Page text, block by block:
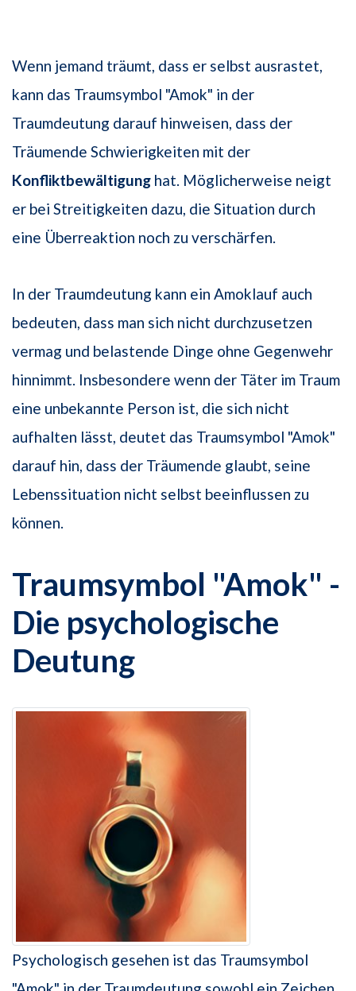
Wenn jemand träumt, dass er selbst ausrastet,
kann das Traumsymbol "Amok" in der
Traumdeutung darauf hinweisen, dass der
Träumende Schwierigkeiten mit der
Konfliktbewältigung hat. Möglicherweise neigt
er bei Streitigkeiten dazu, die Situation durch
eine Überreaktion noch zu verschärfen.
In der Traumdeutung kann ein Amoklauf auch
bedeuten, dass man sich nicht durchzusetzen
vermag und belastende Dinge ohne Gegenwehr
hinnimmt. Insbesondere wenn der Täter im Traum
eine unbekannte Person ist, die sich nicht
aufhalten lässt, deutet das Traumsymbol "Amok"
darauf hin, dass der Träumende glaubt, seine
Lebenssituation nicht selbst beeinflussen zu
können.
Traumsymbol "Amok" -
Die psychologische
Deutung
Psychologisch gesehen ist das Traumsymbol